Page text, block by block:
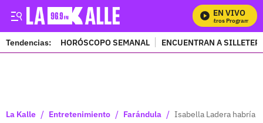
EN VIVO
Tendencias: HORÓSCOPO SEMANAL ENCUENTRAN A
La Kalle / Entretenimiento / Farándula / Isabella Ladera habría